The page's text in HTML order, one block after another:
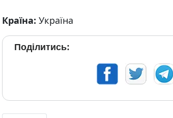
Країна: Україна
Поділитись: